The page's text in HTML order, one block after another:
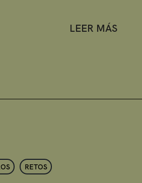
LEER MÁS
RETOS